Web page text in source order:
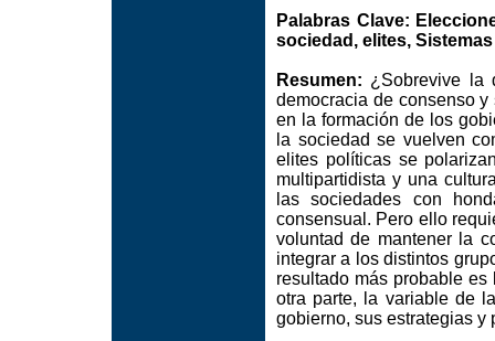
Palabras Clave:
sociedad, elites,
Resumen: ¿Sobrevive la
democracia de consenso
en la formación de los
la sociedad se vuelven
elites políticas se
multipartidista y una
las sociedades con
consensual. Pero ello
voluntad de mantener la
integrar a los distintos
resultado más probable
otra parte, la variable de
gobierno, sus estrategias